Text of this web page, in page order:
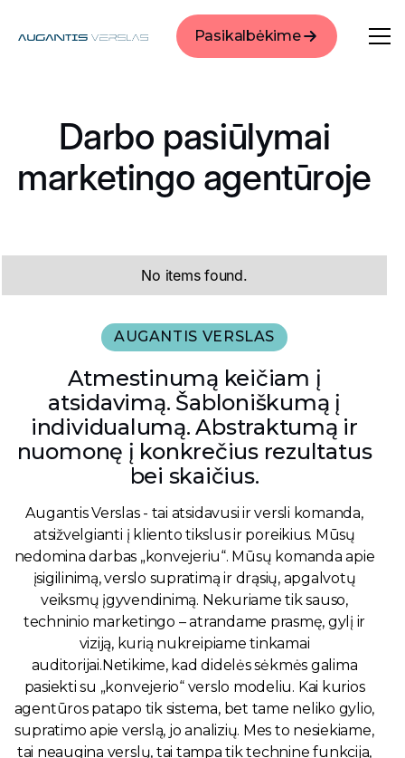
Pasikalbėkime
Darbo pasiūlymai
marketingo agentūroje
No items found.
AUGANTIS VERSLAS
Atmestinumą keičiam į
atsidavimą. Šabloniškumą į
individualumą. Abstraktumą ir
nuomonę į konkrečius rezultatus
bei skaičius.
Augantis Verslas - tai atsidavusi ir versli komanda,
atsižvelgianti į kliento tikslus ir poreikius. Mūsų
nedomina darbas „konvejeriu“. Mūsų komanda apie
įsigilinimą, verslo supratimą ir drąsių, apgalvotų
veiksmų įgyvendinimą. Nekuriame tik sauso,
techninio marketingo – atrandame prasmę, gylį ir
viziją, kurią nukreipiame tinkamai
auditorijai.Netikime, kad didelės sėkmės galima
pasiekti su „konvejerio“ verslo modeliu. Kai kurios
agentūros patapo tik sistema, bet tame neliko gylio,
supratimo apie verslą, jo analizių. Mes to nesiekiame,
tai neaugina verslų, tai tampa tik technine funkcija,